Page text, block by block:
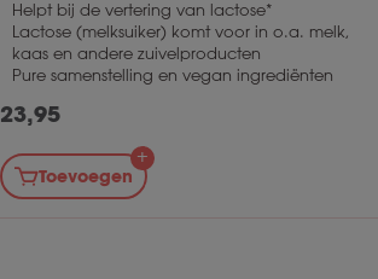
Helpt bij de vertering van lactose*
Lactose (melksuiker) komt voor in o.a. melk,
kaas en andere zuivelproducten
Pure samenstelling en vegan ingrediënten
23,95
Toevoegen